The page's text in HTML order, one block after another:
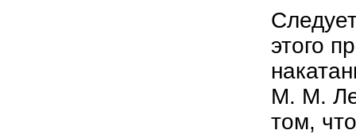
этого
М. М.
том,